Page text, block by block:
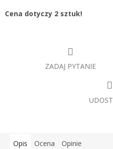
Cena dotyczy 2 sztuk!
ZADAJ PYTANIE
Opis Ocena Opinie